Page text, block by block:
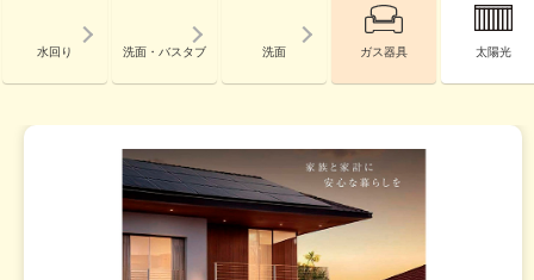
水回り 洗面・バスタブ 洗面 ガス器具 太陽光